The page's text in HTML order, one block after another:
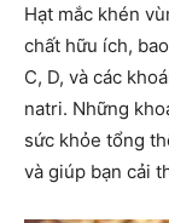
Hạt mắc khén
chất hữu ích,
C, D, và các
natri. Những
sức khỏe tổng
và giúp bạn cải